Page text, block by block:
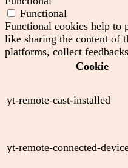
Functional
Functional cookies help to
like sharing the content of
platforms, collect
Cookie
yt-remote-cast-installed
yt-remote-connected-